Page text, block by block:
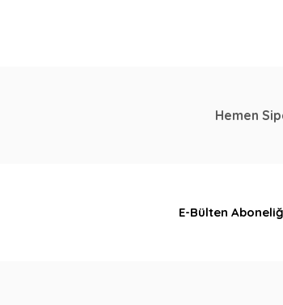
Hemen
E-Bülten